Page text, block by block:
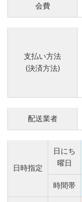
会費
支払い方法
(決済方法)
配送業者
日時指定
日にち
曜日
時間帯